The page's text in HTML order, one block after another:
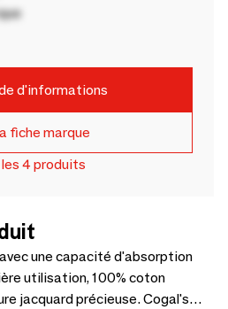
d'informations
fiche marque
les 4 produits
une capacité d'absorption
utilisation, 100% coton
jacquard précieuse. Cogal's